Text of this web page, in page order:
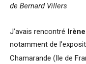
de Bernard Villers
J’avais rencontré
notamment de
Chamarande (Ile de